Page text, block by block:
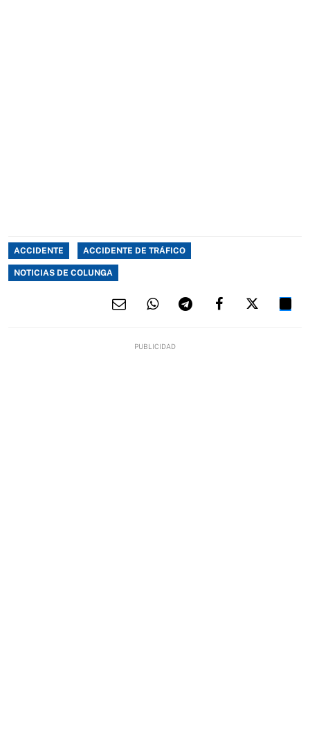
ACCIDENTE ACCIDENTE DE TRÁFICO
NOTICIAS DE COLUNGA